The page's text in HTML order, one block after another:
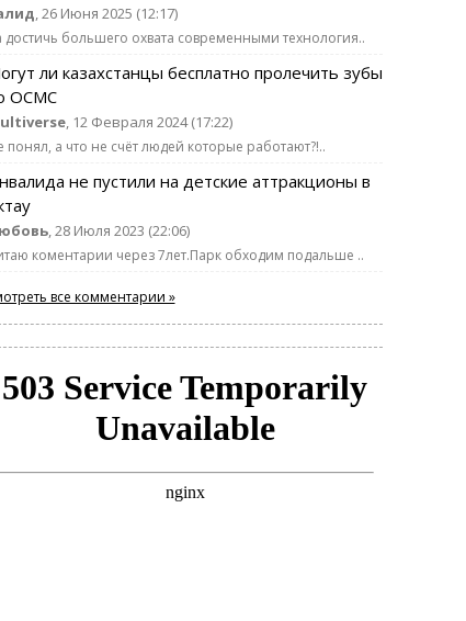
, 26 Июня 2025 (12:17)
достичь большего охвата современными технология..
ли казахстанцы бесплатно пролечить зубы
ОСМС
, 12 Февраля 2024 (17:22)
понял, а что не счёт людей которые работают?!..
не пустили на детские аттракционы в
, 28 Июля 2023 (22:06)
коментарии через 7лет.Парк обходим подальше ..
все комментарии »